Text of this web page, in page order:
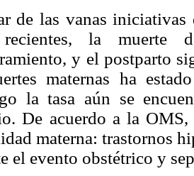
de las vanas
la muerte
y el postparto
maternas ha
la tasa aún se
De acuerdo a la OMS,
materna: trastornos
el evento obstétrico y